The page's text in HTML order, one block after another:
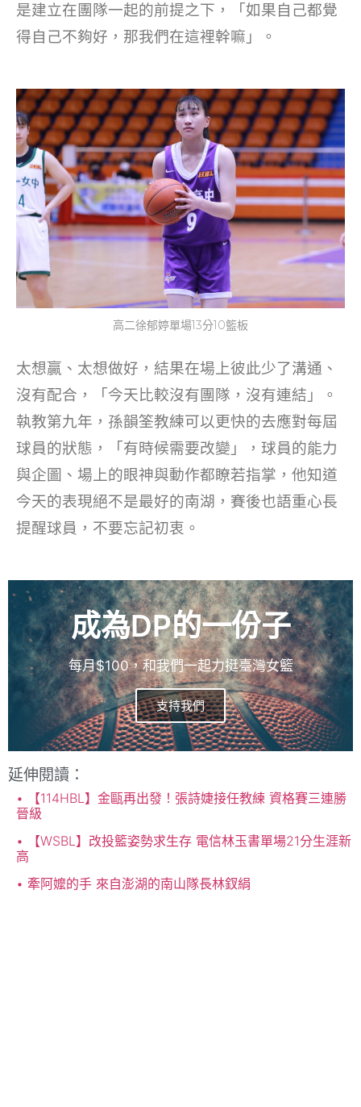
是建立在團隊一起的前提之下，「如果自己都覺
得自己不夠好，那我們在這裡幹嘛」。
高二徐郁婷單場13分10籃板
太想贏、太想做好，結果在場上彼此少了溝通、
沒有配合，「今天比較沒有團隊，沒有連結」。
執教第九年，孫韻筌教練可以更快的去應對每屆
球員的狀態，「有時候需要改變」，球員的能力
與企圖、場上的眼神與動作都瞭若指掌，他知道
今天的表現絕不是最好的南湖，賽後也語重心長
提醒球員，不要忘記初衷。
成為DP的一份子
每月$100，和我們一起力挺臺灣女籃
支持我們
延伸閱讀：
【114HBL】金甌再出發！張詩婕接任教練 資格賽三連勝
晉級
【WSBL】改投籃姿勢求生存 電信林玉書單場21分生涯新
高
牽阿嬤的手 來自澎湖的南山隊長林釵絹